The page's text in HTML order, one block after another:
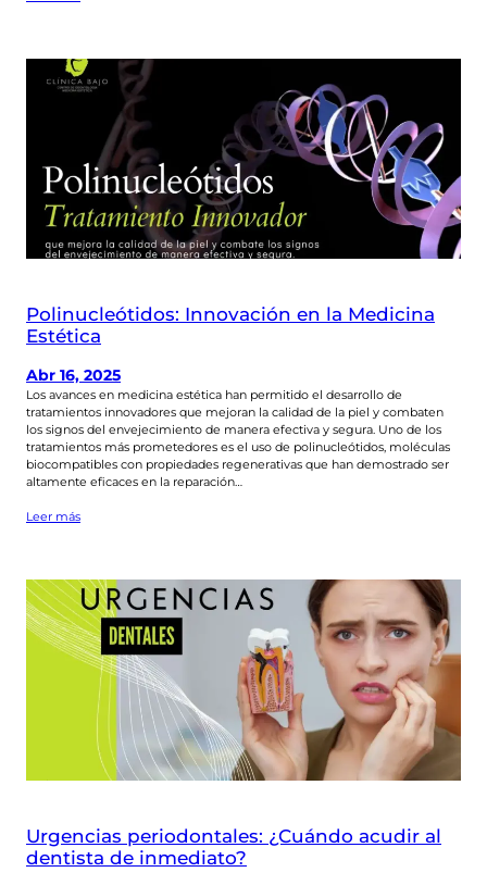
Polinucleótidos: Innovación en la Medicina
Estética
Abr 16, 2025
Los avances en medicina estética han permitido el desarrollo de
tratamientos innovadores que mejoran la calidad de la piel y combaten
los signos del envejecimiento de manera efectiva y segura. Uno de los
tratamientos más prometedores es el uso de polinucleótidos, moléculas
biocompatibles con propiedades regenerativas que han demostrado ser
altamente eficaces en la reparación…
Leer más
Urgencias periodontales: ¿Cuándo acudir al
dentista de inmediato?